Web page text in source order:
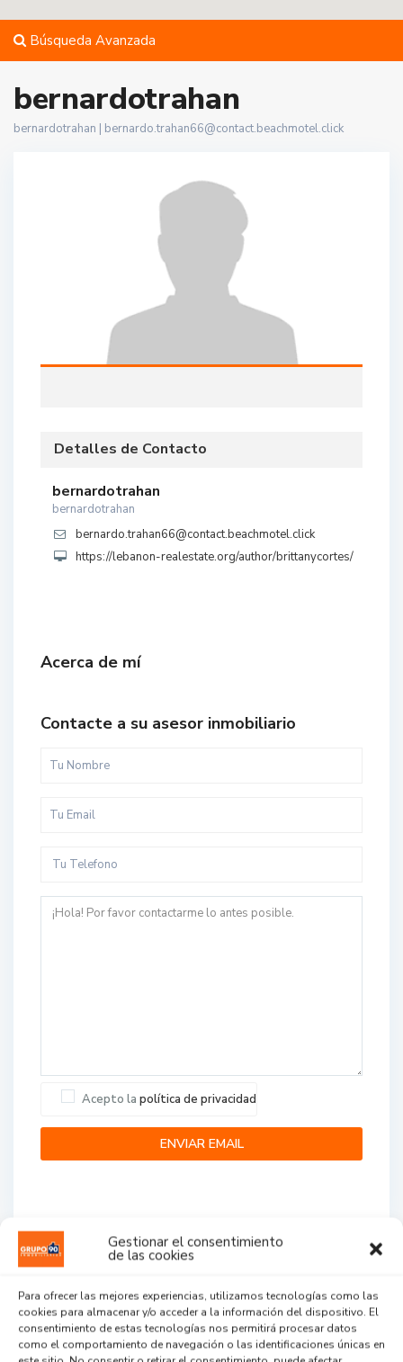
Gestionar el consentimiento
de las cookies
Para ofrecer las mejores experiencias, utilizamos tecnologías como las
cookies para almacenar y/o acceder a la información del dispositivo. El
consentimiento de estas tecnologías nos permitirá procesar datos
como el comportamiento de navegación o las identificaciones únicas en
Búsqueda Avanzada
bernardotrahan
bernardotrahan | bernardo.trahan66@contact.beachmotel.click
Detalles de Contacto
bernardotrahan
bernardotrahan
bernardo.trahan66@contact.beachmotel.click
https://lebanon-realestate.org/author/brittanycortes/
Acerca de mí
Contacte a su asesor inmobiliario
Acepto la política de privacidad
...